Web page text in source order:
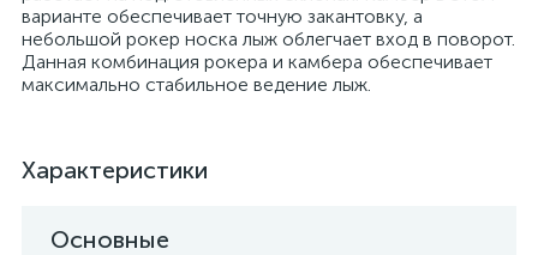
варианте обеспечивает точную закантовку, а
небольшой рокер носка лыж облегчает вход в поворот.
Данная комбинация рокера и камбера обеспечивает
максимально стабильное ведение лыж.
Характеристики
Основные